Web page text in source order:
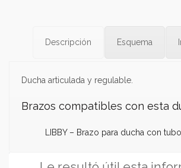
Descripción Esquema
Ducha articulada y regulable.
Brazos compatibles con esta
LIBBY – Brazo para ducha con